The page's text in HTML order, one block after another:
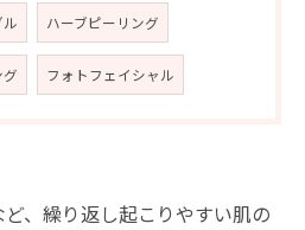
ハーブピーリング
フォトフェイシャル
、繰り返し起こりやすい肌の